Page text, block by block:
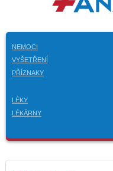
NEMOCI
VYŠETŘENÍ
PŘÍZNAKY
LÉKY
LÉKÁRNY